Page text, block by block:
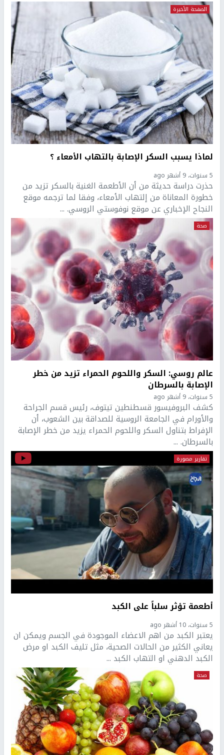
الصفحة الأخيرة
لماذا يسبب السكر الإصابة بالتهاب الأمعاء ؟
5 سنوات، 9 أشهر ago
حذرت دراسة حديثة من أن الأطعمة الغنية بالسكر تزيد من
خطورة المعاناة من إلتهاب الأمعاء، وفقا لما ترجمه موقع
النجاح الإخباري عن موقع نوفوستي الروسي. ...
صحة
عالم روسي: السكر واللحوم الحمراء تزيد من خطر
الإصابة بالسرطان
5 سنوات، 9 أشهر ago
كشف البروفيسور قسطنطين تيتوف، رئيس قسم الجراحة
والأورام في الجامعة الروسية للصداقة بين الشعوب، أن
الإفراط بتناول السكر واللحوم الحمراء يزيد من خطر الإصابة
بالسرطان. ...
تقارير مصورة
أطعمة تؤثر سلباً على الكبد
5 سنوات، 10 أشهر ago
يعتبر الكبد من اهم الاعضاء الموجودة في الجسم ويمكن ان
يعاني الكثير من الحالات الصحية، مثل تليف الكبد او مرض
الكبد الدهني او التهاب الكبد ...
صحة